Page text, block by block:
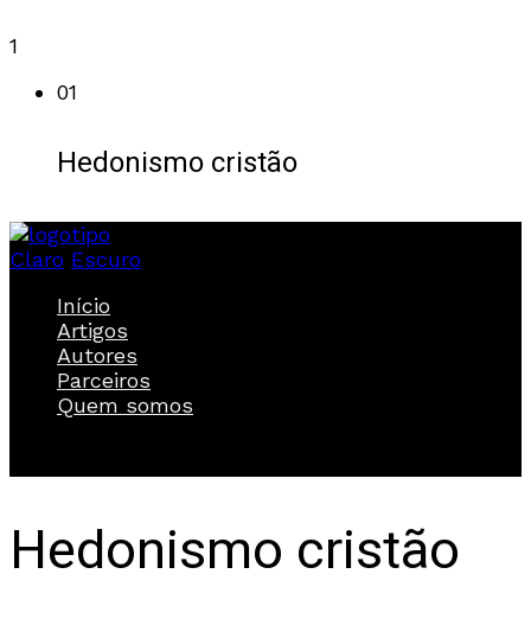
1
01
Hedonismo cristão
Claro Escuro
Início
Artigos
Autores
Parceiros
Quem somos
Hedonismo cristão